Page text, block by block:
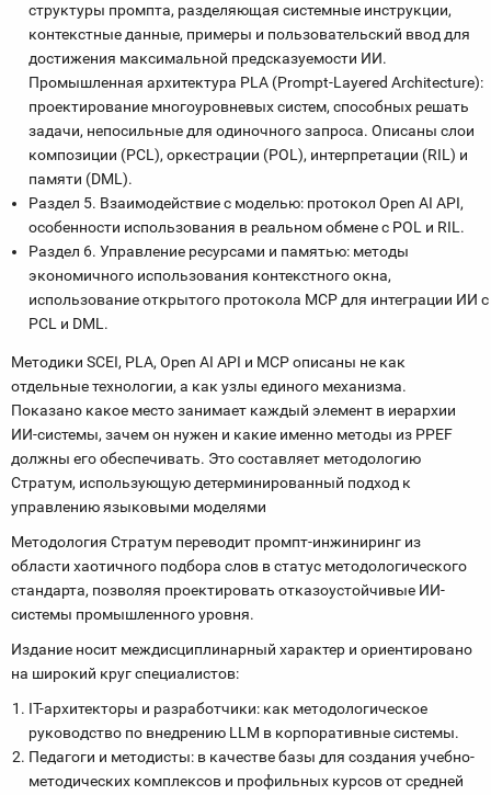
структуры промпта, разделяющая системные инструкции,
контекстные данные, примеры и пользовательский ввод для
достижения максимальной предсказуемости ИИ.
Промышленная архитектура PLA (Prompt-Layered Architecture):
проектирование многоуровневых систем, способных решать
задачи, непосильные для одиночного запроса. Описаны слои
композиции (PCL), оркестрации (POL), интерпретации (RIL) и
памяти (DML).
Раздел 5. Взаимодействие с моделью: протокол Open AI API,
особенности использования в реальном обмене с POL и RIL.
Раздел 6. Управление ресурсами и памятью: методы
экономичного использования контекстного окна,
использование открытого протокола MCP для интеграции ИИ с
PCL и DML.
Методики SCEI, PLA, Open AI API и MCP описаны не как
отдельные технологии, а как узлы единого механизма.
Показано какое место занимает каждый элемент в иерархии
ИИ-системы, зачем он нужен и какие именно методы из PPEF
должны его обеспечивать. Это составляет методологию
Стратум, использующую детерминированный подход к
управлению языковыми моделями
Методология Стратум переводит промпт-инжиниринг из
области хаотичного подбора слов в статус методологического
стандарта, позволяя проектировать отказоустойчивые ИИ-
системы промышленного уровня.
Издание носит междисциплинарный характер и ориентировано
на широкий круг специалистов:
IT-архитекторы и разработчики: как методологическое
руководство по внедрению LLM в корпоративные системы.
Педагоги и методисты: в качестве базы для создания учебно-
методических комплексов и профильных курсов от средней